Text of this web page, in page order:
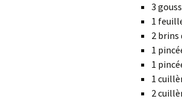
3
1
2
1
1
1
2